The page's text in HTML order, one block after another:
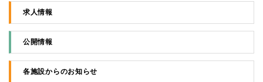
求人情報
公開情報
各施設からのお知らせ